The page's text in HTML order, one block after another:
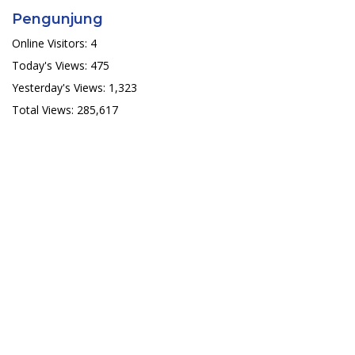
Pengunjung
Online Visitors: 4
Today's Views: 475
Yesterday's Views: 1,323
Total Views: 285,617